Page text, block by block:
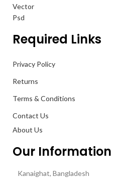
Vector
Psd
Required Links
Privacy Policy
Returns
Terms & Conditions
Contact Us
About Us
Our Information
Kanaighat, Bangladesh